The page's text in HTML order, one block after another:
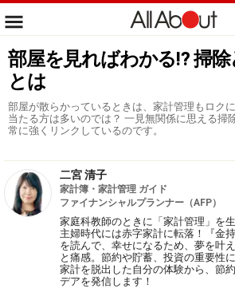
部屋を見ればわかる⁉︎ 掃
とは
部屋が散らかっているときは、家計管理もロク
当たる方は多いのでは？ 一見無関係に思える掃
常に強くリンクしているのです。
二宮 清子
家計簿・家計管理 ガイド
ファイナンシャルプランナー（AFP）
家庭科教師のときに「家計管理」を
主婦時代には赤字家計に転落！『金
を読んで、幸せになるため、夢を叶
と痛感。節約や貯蓄、投資の重要性
家計を脱出した自分の体験から、節
デアを発信します！